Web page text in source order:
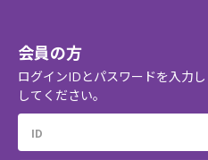
会員の方
ログインIDとパスワードを入力
してください。